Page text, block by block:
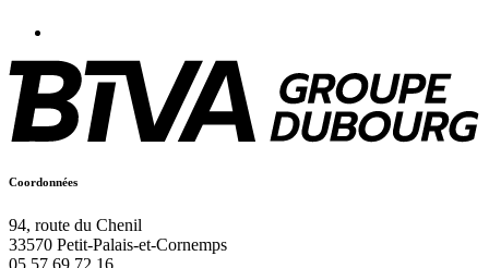
Coordonnées
94, route du Chenil
33570 Petit-Palais-et-Cornemps